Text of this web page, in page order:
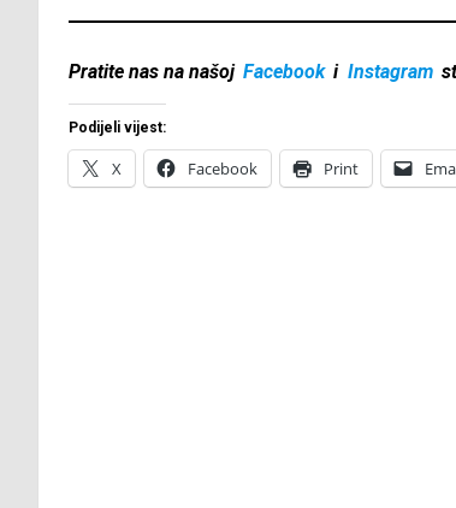
Pratite nas na našoj Facebook i Instagram
Podijeli vijest:
X Facebook Print